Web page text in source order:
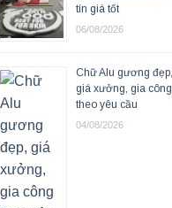
tín giá tốt
06/08/2026
Chữ Alu gương đẹp,
giá xưởng, gia công
theo yêu cầu
04/08/2026